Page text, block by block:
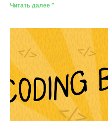
Читать далее "